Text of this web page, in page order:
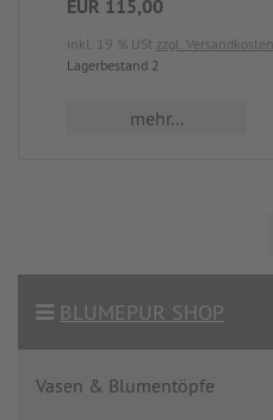
EUR 115,00
inkl. 19 % USt zzgl. Versandkosten
Lagerbestand 2
mehr...
BLUMEPUR SHOP
Vasen & Blumentöpfe